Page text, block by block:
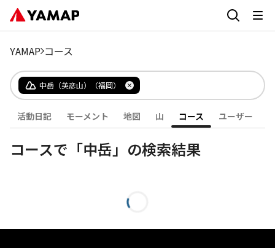
YAMAP コース
中岳（英彦山）（福岡）
活動日記 モーメント 地図 山 コース ユーザー
コースで「中岳」の検索結果